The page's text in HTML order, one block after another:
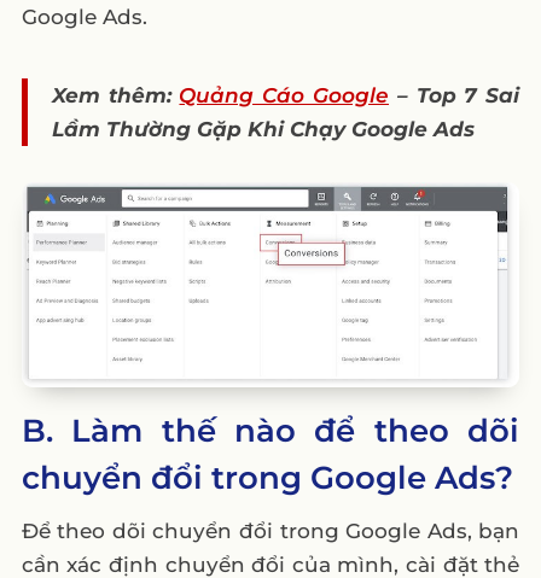
Lời Kết
Google Ads.
Xem thêm: Quảng Cáo Google – Top 7 Sai
Lầm Thường Gặp Khi Chạy Google Ads
B. Làm thế nào để theo dõi
chuyển đổi trong Google Ads?
Để theo dõi chuyển đổi trong Google Ads, bạn
cần xác định chuyển đổi của mình, cài đặt thẻ